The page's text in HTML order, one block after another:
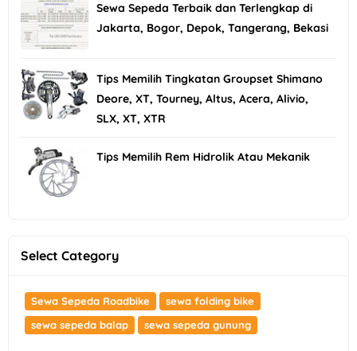
Sewa Sepeda Terbaik dan Terlengkap di
Jakarta, Bogor, Depok, Tangerang, Bekasi
Tips Memilih Tingkatan Groupset Shimano
Deore, XT, Tourney, Altus, Acera, Alivio,
SLX, XT, XTR
Tips Memilih Rem Hidrolik Atau Mekanik
Select Category
Sewa Sepeda Roadbike
sewa folding bike
sewa sepeda balap
sewa sepeda gunung